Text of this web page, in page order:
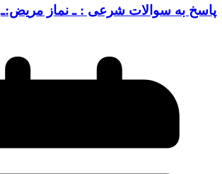
پاسخ به سوالات شرعی : ـ نماز مریض:ـ